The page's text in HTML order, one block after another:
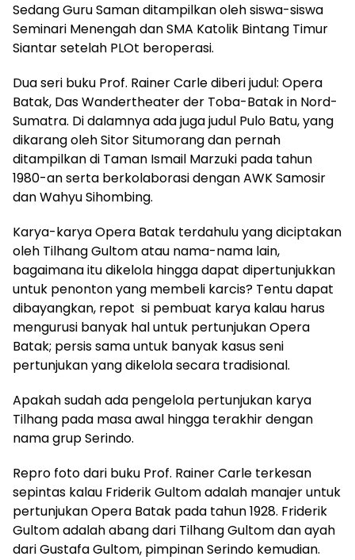
Sedang Guru Saman ditampilkan oleh siswa-siswa
Seminari Menengah dan SMA Katolik Bintang Timur
Siantar setelah PLOt beroperasi.
Dua seri buku Prof. Rainer Carle diberi judul: Opera
Batak, Das Wandertheater der Toba-Batak in Nord-
Sumatra. Di dalamnya ada juga judul Pulo Batu, yang
dikarang oleh Sitor Situmorang dan pernah
ditampilkan di Taman Ismail Marzuki pada tahun
1980-an serta berkolaborasi dengan AWK Samosir
dan Wahyu Sihombing.
Karya-karya Opera Batak terdahulu yang diciptakan
oleh Tilhang Gultom atau nama-nama lain,
bagaimana itu dikelola hingga dapat dipertunjukkan
untuk penonton yang membeli karcis? Tentu dapat
dibayangkan, repot si pembuat karya kalau harus
mengurusi banyak hal untuk pertunjukan Opera
Batak; persis sama untuk banyak kasus seni
pertunjukan yang dikelola secara tradisional.
Apakah sudah ada pengelola pertunjukan karya
Tilhang pada masa awal hingga terakhir dengan
nama grup Serindo.
Repro foto dari buku Prof. Rainer Carle terkesan
sepintas kalau Friderik Gultom adalah manajer untuk
pertunjukan Opera Batak pada tahun 1928. Friderik
Gultom adalah abang dari Tilhang Gultom dan ayah
dari Gustafa Gultom, pimpinan Serindo kemudian.